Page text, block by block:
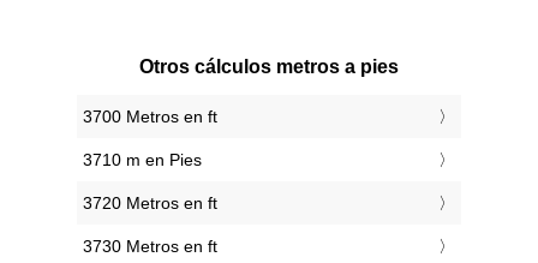
Otros cálculos metros a pies
3700 Metros en ft
3710 m en Pies
3720 Metros en ft
3730 Metros en ft